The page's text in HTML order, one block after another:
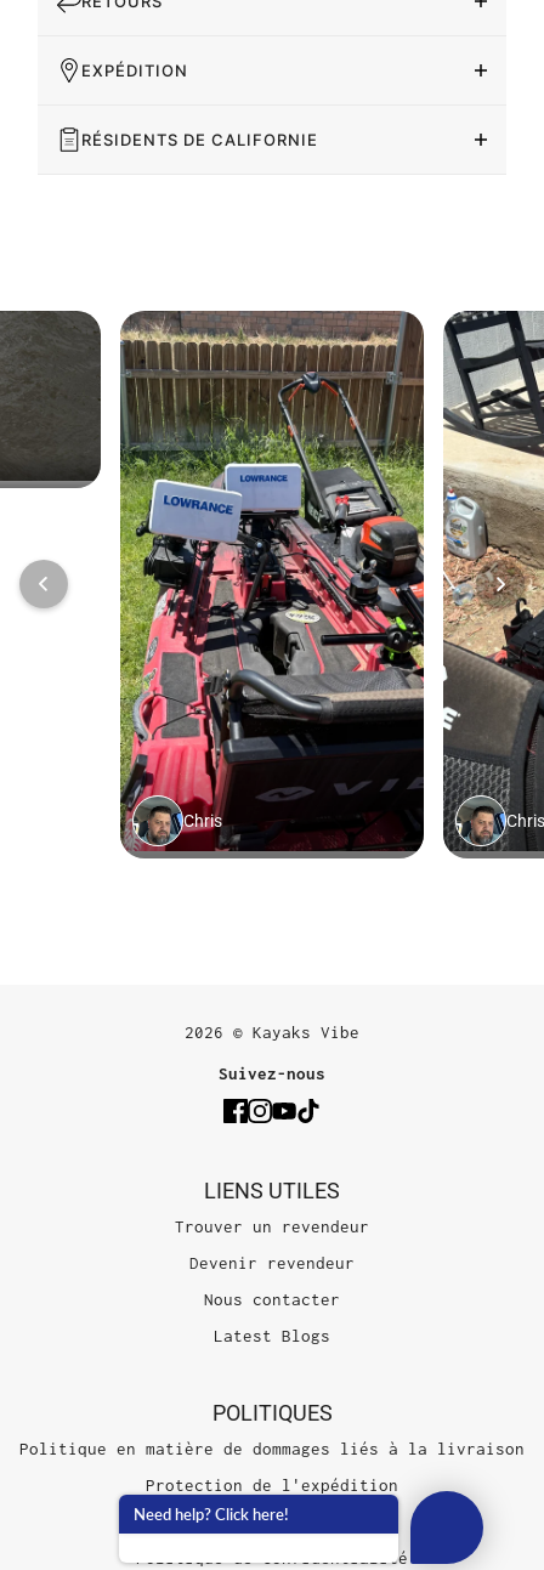
EXPÉDITION
RÉSIDENTS DE CALIFORNIE
2026 © Kayaks Vibe
Suivez-nous
LIENS UTILES
Trouver un revendeur
Devenir revendeur
Nous contacter
Latest Blogs
POLITIQUES
Politique en matière de dommages liés à la livraison
Protection de l'expédition
Conditions d'utilisation
Politique de confidentialité
Need help? Click here!